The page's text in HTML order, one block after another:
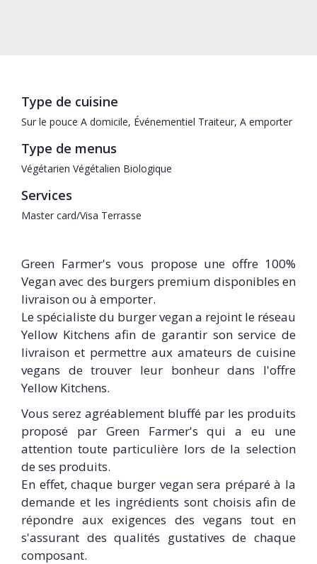
Type de cuisine
Sur le pouce A domicile, Événementiel Traiteur, A emporter
Type de menus
Végétarien Végétalien Biologique
Services
Master card/Visa Terrasse
Green Farmer's vous propose une offre 100%
Vegan avec des burgers premium disponibles en
livraison ou à emporter.
Le spécialiste du burger vegan a rejoint le réseau
Yellow Kitchens afin de garantir son service de
livraison et permettre aux amateurs de cuisine
vegans de trouver leur bonheur dans l'offre
Yellow Kitchens.
Vous serez agréablement bluffé par les produits
proposé par Green Farmer's qui a eu une
attention toute particulière lors de la selection
de ses produits.
En effet, chaque burger vegan sera préparé à la
demande et les ingrédients sont choisis afin de
répondre aux exigences des vegans tout en
s'assurant des qualités gustatives de chaque
composant.